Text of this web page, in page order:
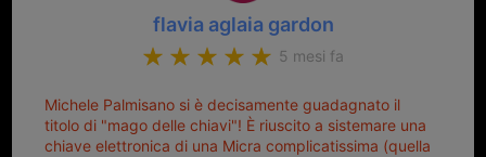
flavia aglaia gardon
5 mesi fa
Michele Palmisano si è decisamente guadagnato il
titolo di "mago delle chiavi"! È riuscito a sistemare una
chiave elettronica di una Micra complicatissima (quella